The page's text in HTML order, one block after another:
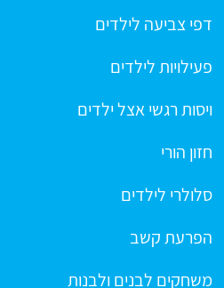
דפי צביעה לילדים
פעילויות לילדים
ויסות רגשי אצל ילדים
חזון הורי
סלולרי לילדים
הפרעת קשב
משחקים לבנים ולבנות